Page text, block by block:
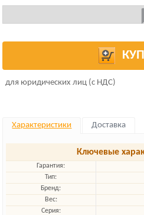
для юридических лиц (с НДС)
Характеристики Доставка
Ключевые
Гарантия:
Тип:
Бренд:
Вес:
Серия: